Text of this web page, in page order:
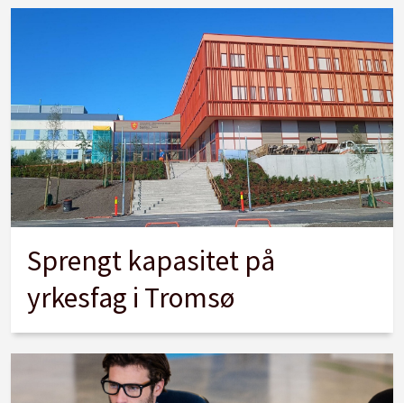
Sprengt kapasitet på
yrkesfag i Tromsø